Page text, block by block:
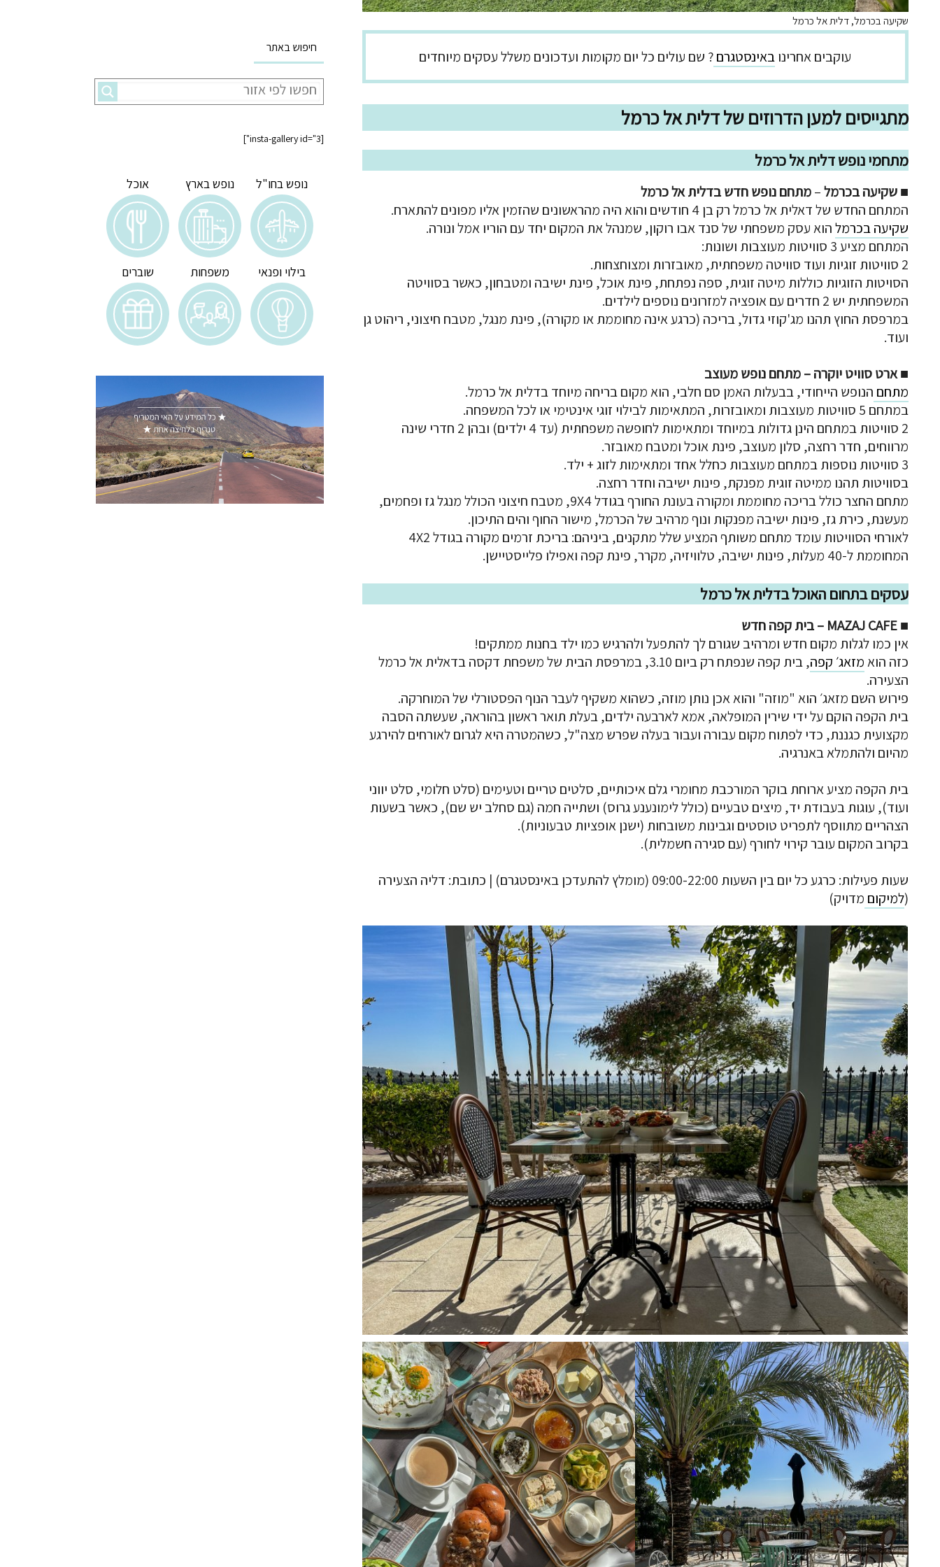
שקיעה בכרמל, דלית אל כרמל
עוקבים אחרינובאינסטגרם? שם עולים כל יום מקומות ועדכונים משלל עסקים מיוחדים
מתגייסים למען הדרוזים של דלית אל כרמל
מתחמי נופש דלית אל כרמל
■שקיעה בכרמל–מתחם נופש חדש בדלית אל כרמל
המתחם החדש של דאלית אל כרמל רק בן 4 חודשים והוא היה מהראשונים שהזמין אליו מפונים להתארח.
שקיעה בכרמלהוא עסק משפחתי של סנד אבו רוקון, שמנהל את המקום יחד עם הוריו אמל ונורה.
המתחם מציע 3 סוויטות מעוצבות ושונות:
2 סוויטות זוגיות ועוד סוויטה משפחתית, מאובזרות ומצוחצחות.
הסויטות הזוגיות כוללות מיטה זוגית, ספה נפתחת, פינת אוכל, פינת ישיבה ומטבחון, כאשר בסוויטה
המשפחתית יש 2 חדרים עם אופציה למזרונים נוספים לילדים.
במרפסת החוץ תהנו מג'קוזי גדול, בריכה (כרגע אינה מחוממת או מקורה), פינת מנגל, מטבח חיצוני, ריהוט גן
ועוד.
■ארט סוויט יוקרה – מתחם נופש מעוצב
מתחם הנופש הייחודי, בבעלות האמן סם חלבי, הוא מקום בריחה מיוחד בדלית אל כרמל.
במתחם 5 סוויטות מעוצבות ומאובזרות, המתאימות לבילוי זוגי אינטימי או לכל המשפחה.
2 סוויטות במתחם הינן גדולות במיוחד ומתאימות לחופשה משפחתית (עד 4 ילדים) ובהן 2 חדרי שינה
מרווחים, חדר רחצה, סלון מעוצב, פינת אוכל ומטבח מאובזר.
3 סוויטות נוספות במתחם מעוצבות כחלל אחד ומתאימות לזוג + ילד.
בסוויטות תהנו ממיטה זוגית מפנקת, פינות ישיבה וחדר רחצה.
מתחם החצר כולל בריכה מחוממת ומקורה בעונת החורף בגודל 9X4, מטבח חיצוני הכולל מנגל גז ופחמים,
מעשנת, כירת גז, פינות ישיבה מפנקות ונוף מרהיב של הכרמל, מישור החוף והים התיכון.
לאורחי הסוויטות עומד מתחם משותף המציע שלל מתקנים, ביניהם: בריכת זרמים מקורה בגודל 4X2
המחוממת ל-40 מעלות, פינות ישיבה, טלוויזיה, מקרר, פינת קפה ואפילו פלייסטיישן.
עסקים בתחום האוכל בדלית אל כרמל
■MAZAJ CAFE – בית קפה חדש
אין כמו לגלות מקום חדש ומרהיב שגורם לך להתפעל ולהרגיש כמו ילד בחנות ממתקים!
כזה הואמזאג׳ קפה
, בית קפה שנפתח רק ביום 3.10, במרפסת הבית של משפחת דקסה בדאלית אל כרמל
הצעירה.
פירוש השם מזאג׳ הוא "מוזה" והוא אכן נותן מוזה, כשהוא משקיף לעבר הנוף הפסטורלי של המוחרקה.
בית הקפה הוקם על ידי שירין המופלאה, אמא לארבעה ילדים, בעלת תואר ראשון בהוראה, שעשתה הסבה
מקצועית כגננת, כדי לפתוח מקום עבורה ועבור בעלה שפרש מצה"ל, כשהמטרה היא לגרום לאורחים להירגע
מהיום ולהתמלא באנרגיה.
בית הקפה מציע ארוחת בוקר המורכבת מחומרי גלם איכותיים, סלטים טריים וטעימים (סלט חלומי, סלט יווני
ועוד), עוגות בעבודת יד, מיצים טבעיים (כולל לימונענע גרוס) ושתייה חמה (גם סחלב יש שם), כאשר בשעות
הצהריים מתווסף לתפריט טוסטים וגבינות משובחות (ישנן אופציות טבעוניות).
בקרוב המקום עובר קירוי לחורף (עם סגירה חשמלית).
שעות פעילות: כרגע כל יום בין השעות 09:00-22:00 (מומלץ להתעדכן באינסטגרם) | כתובת: דליה הצעירה
(למיקום מדויק)
חיפוש באתר
[insta-gallery id="3"]
נופש בחו"ל נופש בארץ אוכל
בילוי ופנאי משפחות שוברים